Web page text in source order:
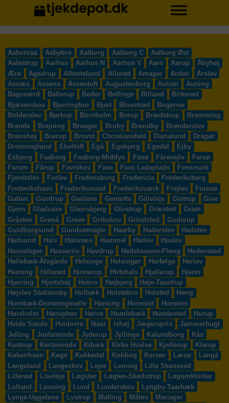
Aabenraa Aabybro Aalborg Aalborg C
Aalborg Øst
Aalestrup
Aarhus Aarhus N Aarhus V Aars Aarup
Åbyhøj
Ærø
Agedrup Albertslund Allerød Amager Arden
Årslev
Asnæs
Assens Assentoft Augustenborg Aulum
Auning
Bagsværd
Ballerup Beder Bellinge Billund
Birkerød
Bjæverskov
Bjerringbro Bjert Blovstrød
Bogense
Bolderslev
Børkop Bornholm Borup Brædstrup
Bramming
Brande
Brejning Broager Broby Brøndby
Brønderslev
Brønshøj
Brørup Brovst Christiansfeld Dianalund
Dragør
Dronninglund
Ebeltoft Egå Egebjerg Egedal
Ejby
Esbjerg
Faaborg Faaborg-Midtfyn Fanø Fårevejle
Farsø
Farum
Fårup Favrskov Faxe Faxe Ladeplads
Fensmark
Fjerritslev
Forlev Fredensborg Fredericia
Frederiksberg
Frederikshavn
Frederikssund Frederiksværk Frejlev
Furesø
Galten
Gandrup Ganløse Gentofte Gilleleje Gistrup
Give
Gjern
Gladsaxe Glamsbjerg Glostrup Græsted
Gram
Gråsten
Grenå Greve Gribskov Grindsted
Guderup
Guldborgsund
Gundsømagle Haarby Haderslev
Hadsten
Hadsund
Hals Halsnæs Hammel Harlev
Haslev
Hasselager
Hasseriis Havdrup Hedehusene-Fløng
Hedensted
Hellebæk-Ålsgårde
Helsinge Helsingør Herfølge
Herlev
Herning
Hillerød Hinnerup Hirtshals Hjallerup
Hjerm
Hjørring
Hjortshøj Hobro Højbjerg
Høje-Taastrup
Højslev Stationsby
Holbæk Holstebro Holsted
Høng
Hornbæk-Dronningmølle
Hørning Hornslet
Horsens
Hørsholm
Høruphav Hørve Humlebæk Hundested
Hurup
Hvide Sande
Hvidovre Ikast Ishøj Jægerspris
Jammerbugt
Jelling
Juelsminde Jyderup Jyllinge Kalundborg
Kås
Kastrup
Kerteminde Kibæk Kirke Hvalsø Kjellerup
Klarup
København
Køge Kokkedal Kolding Korsør Læsø
Langå
Langeland
Langeskov Lejre Lemvig
Lille Skensved
Lillerød
Liseleje Løgstør Løgten-Skødstrup
Løgumkloster
Lolland
Løsning Lund Lunderskov
Lyngby-Taarbæk
Lynge-Uggeløse
Lystrup Malling Måløv
Mariager